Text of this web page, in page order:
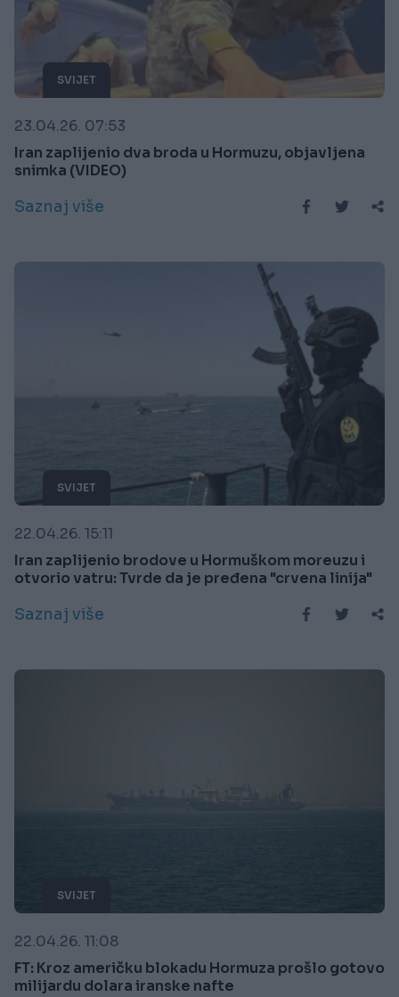
SVIJET
23.04.26. 07:53
Iran zaplijenio dva broda u Hormuzu, objavljena
snimka (VIDEO)
Saznaj više
SVIJET
22.04.26. 15:11
Iran zaplijenio brodove u Hormuškom moreuzu i
otvorio vatru: Tvrde da je pređena "crvena linija"
Saznaj više
SVIJET
22.04.26. 11:08
FT: Kroz američku blokadu Hormuza prošlo gotovo
milijardu dolara iranske nafte